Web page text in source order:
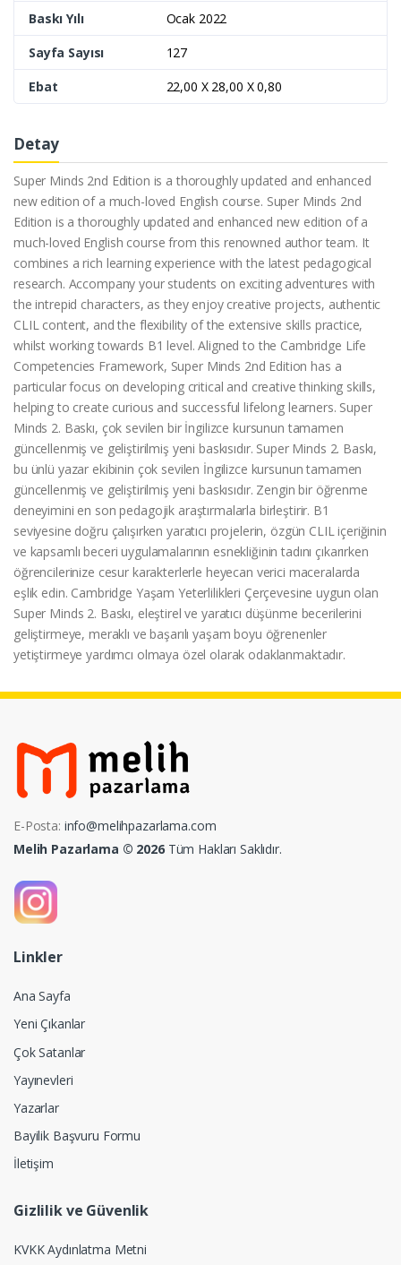
Baskı Yılı
Ocak 2022
Sayfa Sayısı
127
Ebat
22,00 X 28,00 X 0,80
Detay
Super Minds 2nd Edition is a thoroughly updated and enhanced
new edition of a much-loved English course. Super Minds 2nd
Edition is a thoroughly updated and enhanced new edition of a
much-loved English course from this renowned author team. It
combines a rich learning experience with the latest pedagogical
research. Accompany your students on exciting adventures with
the intrepid characters, as they enjoy creative projects, authentic
CLIL content, and the flexibility of the extensive skills practice,
whilst working towards B1 level. Aligned to the Cambridge Life
Competencies Framework, Super Minds 2nd Edition has a
particular focus on developing critical and creative thinking skills,
helping to create curious and successful lifelong learners. Super
Minds 2. Baskı, çok sevilen bir İngilizce kursunun tamamen
güncellenmiş ve geliştirilmiş yeni baskısıdır. Super Minds 2. Baskı,
bu ünlü yazar ekibinin çok sevilen İngilizce kursunun tamamen
güncellenmiş ve geliştirilmiş yeni baskısıdır. Zengin bir öğrenme
deneyimini en son pedagojik araştırmalarla birleştirir. B1
seviyesine doğru çalışırken yaratıcı projelerin, özgün CLIL içeriğinin
ve kapsamlı beceri uygulamalarının esnekliğinin tadını çıkarırken
öğrencilerinize cesur karakterlerle heyecan verici maceralarda
eşlik edin. Cambridge Yaşam Yeterlilikleri Çerçevesine uygun olan
Super Minds 2. Baskı, eleştirel ve yaratıcı düşünme becerilerini
geliştirmeye, meraklı ve başarılı yaşam boyu öğrenenler
yetiştirmeye yardımcı olmaya özel olarak odaklanmaktadır.
E-Posta: info@melihpazarlama.com
Melih Pazarlama © 2026Tüm Hakları Saklıdır.
Linkler
Ana Sayfa
Yeni Çıkanlar
Çok Satanlar
Yayınevleri
Yazarlar
Bayilik Başvuru Formu
İletişim
Gizlilik ve Güvenlik
KVKK Aydınlatma Metni